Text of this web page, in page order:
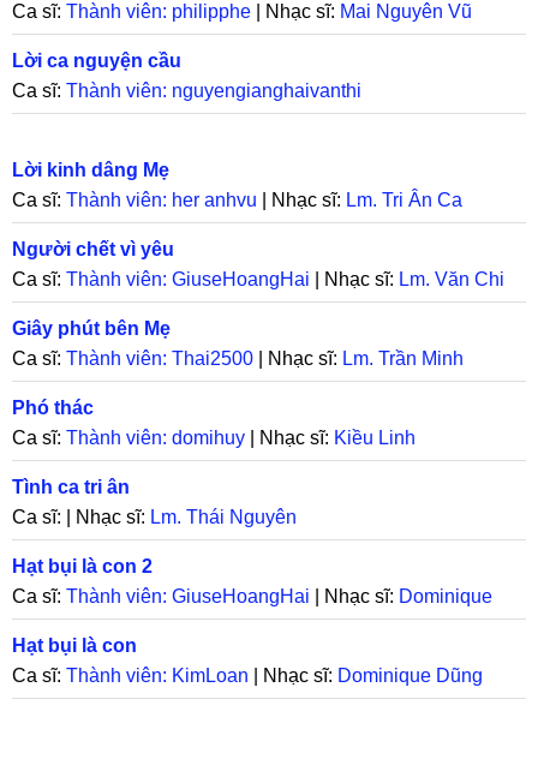
Ca sĩ: Thành viên: philipphe | Nhạc sĩ: Mai Nguyên Vũ
Lời ca nguyện cầu
Ca sĩ: Thành viên: nguyengianghaivanthi
Lời kinh dâng Mẹ
Ca sĩ: Thành viên: her anhvu | Nhạc sĩ: Lm. Tri Ân Ca
Người chết vì yêu
Ca sĩ: Thành viên: GiuseHoangHai | Nhạc sĩ: Lm. Văn Chi
Giây phút bên Mẹ
Ca sĩ: Thành viên: Thai2500 | Nhạc sĩ: Lm. Trần Minh
Phó thác
Ca sĩ: Thành viên: domihuy | Nhạc sĩ: Kiều Linh
Tình ca tri ân
Ca sĩ: | Nhạc sĩ: Lm. Thái Nguyên
Hạt bụi là con 2
Ca sĩ: Thành viên: GiuseHoangHai | Nhạc sĩ: Dominique
Dũng
Hạt bụi là con
Ca sĩ: Thành viên: KimLoan | Nhạc sĩ: Dominique Dũng